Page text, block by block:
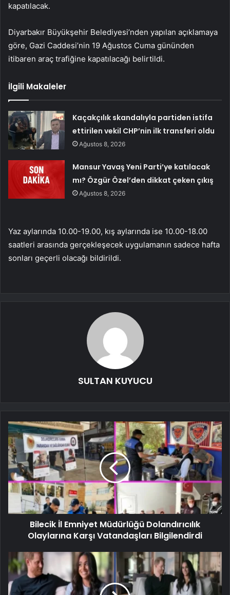
kapatılacak.
Diyarbakır Büyükşehir Belediyesi’nden yapılan açıklamaya
göre, Gazi Caddesi’nin 19 Ağustos Cuma gününden
itibaren araç trafiğine kapatılacağı belirtildi.
İlgili Makaleler
Kaçakçılık skandalıyla partiden istifa
ettirilen vekil CHP’nin ilk transferi oldu
Ağustos 8, 2026
Mansur Yavaş Yeni Parti’ye katılacak
mı? Özgür Özel’den dikkat çeken çıkış
Ağustos 8, 2026
Yaz aylarında 10.00-19.00, kış aylarında ise 10.00-18.00
saatleri arasında gerçekleşecek uygulamanın sadece hafta
sonları geçerli olacağı bildirildi.
SULTAN KUYUCU
Bilecik İl Emniyet Müdürlüğü Dolandırıcılık
Olaylarına Karşı Vatandaşları Bilgilendirdi